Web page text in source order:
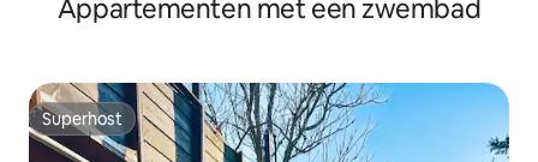
Appartementen met een zwembad
Superhost
Superhost